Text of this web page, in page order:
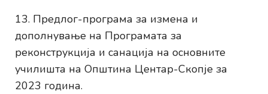
Предлог-програма за измена и
дополнување на Програмата за
реконструкција и санација на основните
училишта на Општина Центар-Скопје за
2023 година.